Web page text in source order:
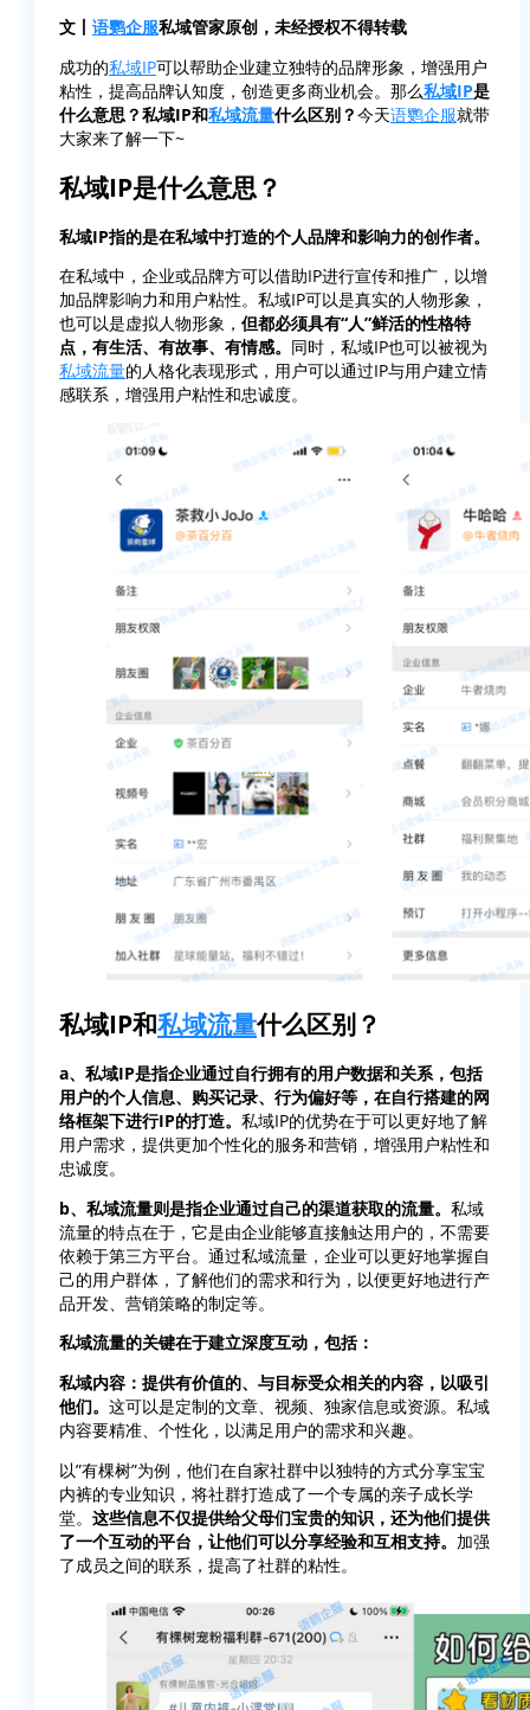
文丨 语鹦企服私域管家原创，未经授权不得转载
成功的私域IP可以帮助企业建立独特的品牌形象，增强用户
粘性，提高品牌认知度，创造更多商业机会。那么私域IP是
什么意思？私域IP和私域流量什么区别？今天语鹦企服就带
大家来了解一下~
私域IP是什么意思？
私域IP指的是在私域中打造的个人品牌和影响力的创作者。
在私域中，企业或品牌方可以借助IP进行宣传和推广，以增
加品牌影响力和用户粘性。私域IP可以是真实的人物形象，
也可以是虚拟人物形象， 但都必须具有“人”鲜活的性格特
点，有生活、有故事、有情感。 同时，私域IP也可以被视为
私域流量的人格化表现形式，用户可以通过IP与用户建立情
感联系，增强用户粘性和忠诚度。
私域IP和私域流量什么区别？
a、私域IP是指企业通过自行拥有的用户数据和关系，包括
用户的个人信息、购买记录、行为偏好等，在自行搭建的网
络框架下进行IP的打造。 私域IP的优势在于可以更好地了解
用户需求，提供更加个性化的服务和营销，增强用户粘性和
忠诚度。
b、私域流量则是指企业通过自己的渠道获取的流量。 私域
流量的特点在于，它是由企业能够直接触达用户的，不需要
依赖于第三方平台。通过私域流量，企业可以更好地掌握自
己的用户群体，了解他们的需求和行为，以便更好地进行产
品开发、营销策略的制定等。
私域流量的关键在于建立深度互动，包括：
私域内容：提供有价值的、与目标受众相关的内容，以吸引
他们。 这可以是定制的文章、视频、独家信息或资源。私域
内容要精准、个性化，以满足用户的需求和兴趣。
以”有棵树”为例，他们在自家社群中以独特的方式分享宝宝
内裤的专业知识，将社群打造成了一个专属的亲子成长学
堂。 这些信息不仅提供给父母们宝贵的知识，还为他们提供
了一个互动的平台，让他们可以分享经验和互相支持。 加强
了成员之间的联系，提高了社群的粘性。